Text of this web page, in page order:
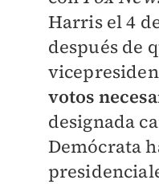
Harris el 4
después de
votos
designada
Demócrata